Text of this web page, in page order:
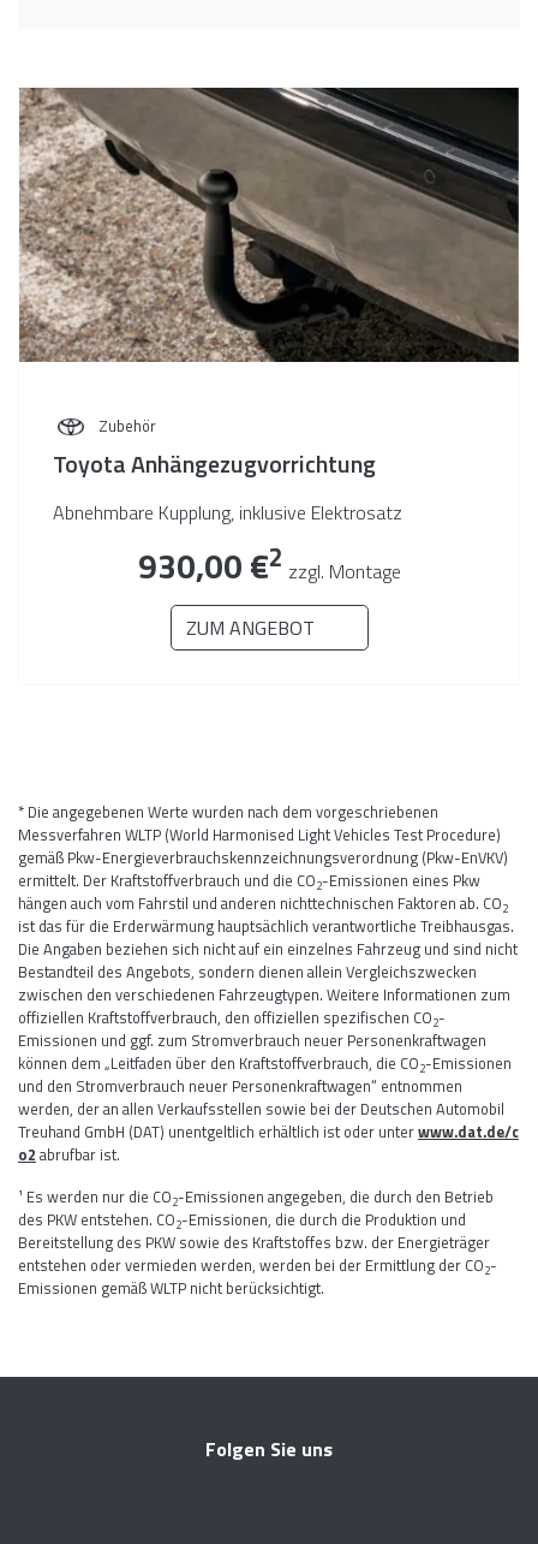
Toyota Anhängezugvorrichtung
Zubehör
Abnehmbare Kupplung, inklusive Elektrosatz
930,00 €2 zzgl. Montage
ZUM ANGEBOT
* Die angegebenen Werte wurden nach dem vorgeschriebenen
Messverfahren WLTP (World Harmonised Light Vehicles Test Procedure)
gemäß Pkw-Energieverbrauchskennzeichnungsverordnung (Pkw-EnVKV)
ermittelt. Der Kraftstoffverbrauch und die CO2-Emissionen eines Pkw
hängen auch vom Fahrstil und anderen nichttechnischen Faktoren ab. CO2
ist das für die Erderwärmung hauptsächlich verantwortliche Treibhausgas.
Die Angaben beziehen sich nicht auf ein einzelnes Fahrzeug und sind nicht
Bestandteil des Angebots, sondern dienen allein Vergleichszwecken
zwischen den verschiedenen Fahrzeugtypen. Weitere Informationen zum
offiziellen Kraftstoffverbrauch, den offiziellen spezifischen CO2-
Emissionen und ggf. zum Stromverbrauch neuer Personenkraftwagen
können dem „Leitfaden über den Kraftstoffverbrauch, die CO2-Emissionen
und den Stromverbrauch neuer Personenkraftwagen“ entnommen
werden, der an allen Verkaufsstellen sowie bei der Deutschen Automobil
Treuhand GmbH (DAT) unentgeltlich erhältlich ist oder unterwww.dat.de/c
o2 abrufbar ist.
¹ Es werden nur die CO2-Emissionen angegeben, die durch den Betrieb
des PKW entstehen. CO2-Emissionen, die durch die Produktion und
Bereitstellung des PKW sowie des Kraftstoffes bzw. der Energieträger
entstehen oder vermieden werden, werden bei der Ermittlung der CO2-
Emissionen gemäß WLTP nicht berücksichtigt.
Folgen Sie uns